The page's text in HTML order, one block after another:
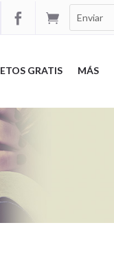


GRATIS MÁS